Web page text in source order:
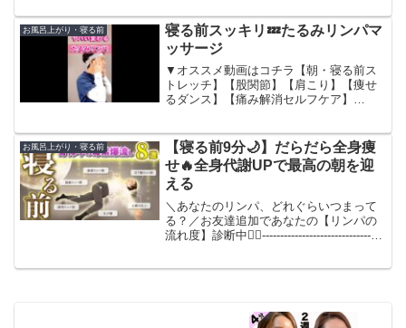
＿＿＿＿＿＿＿＿＿＿＿＿＿＿＿＿＿＿
＿🏠オリジナル宅トレブラン...
お風呂上がり・寝る前
寝る前スッキリ💤たるみリンパマ
ッサージ
▼オススメ動画はコチラ【朝・寝る前ス
トレッチ】【股関節】【肩こり】【痩せ
るダンス】【痛み解消セルフケア】
お風呂上がり・寝る前
【寝る前9分🌙】だらだら全身痩
せ🔥全身代謝UPで最高の朝を迎
える
＼あなたのリンパ、どれぐらいつまって
る？／お友達追加であなたの【リンパの
流れ度】診断中💁‍♀️----------------------------------